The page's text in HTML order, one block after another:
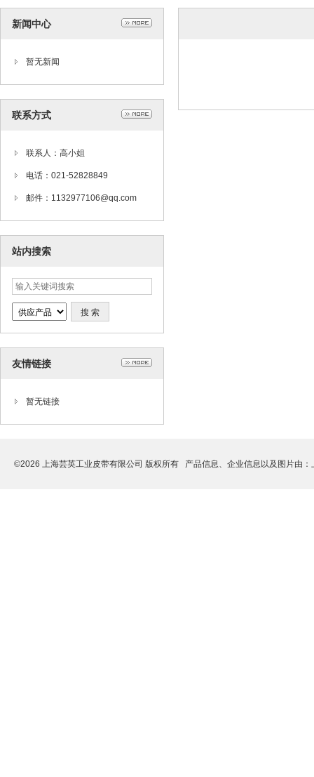
新闻中心
暂无新闻
联系方式
联系人：高小姐
电话：021-52828849
邮件：1132977106@qq.com
站内搜索
友情链接
暂无链接
©2026 上海芸英工业皮带有限公司 版权所有 产品信息、企业信息以及图片由